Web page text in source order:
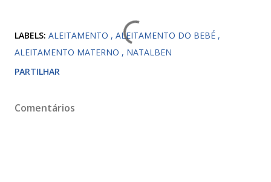
LABELS: ALEITAMENTO
ALEITAMENTO DO BEBÉ
ALEITAMENTO MATERNO
NATALBEN
PARTILHAR
Comentários